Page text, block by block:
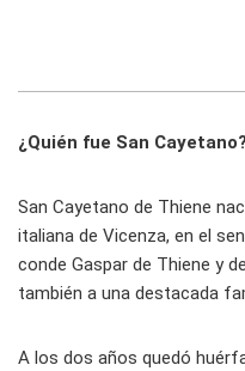
¿Quién fue San Cayetano?
San Cayetano de Thiene
italiana de Vicenza, en el
conde Gaspar de Thiene y
también a una destacada
A los dos años quedó